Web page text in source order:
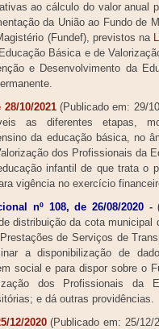
ao cálculo do valor anual
da União ao Fundo de
(Fundef), previstos na
Básica e de
e Desenvolvimento da
10/2021 (Publicado em: 29/
as diferentes etapas,
da educação básica, no
dos Profissionais da
infantil de que trata o
vigência no exercício
nº 108, de 26/08/2020 -
distribuição da cota
de Serviços de
a disponibilização de
social e para dispor sobre o
dos Profissionais da
e dá outras providências.
12/2020 (Publicado em: 25/